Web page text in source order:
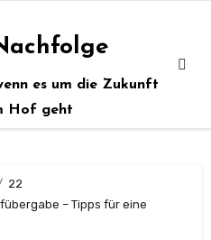
es um die Zukunft
Hof geht
22
– Tipps für eine